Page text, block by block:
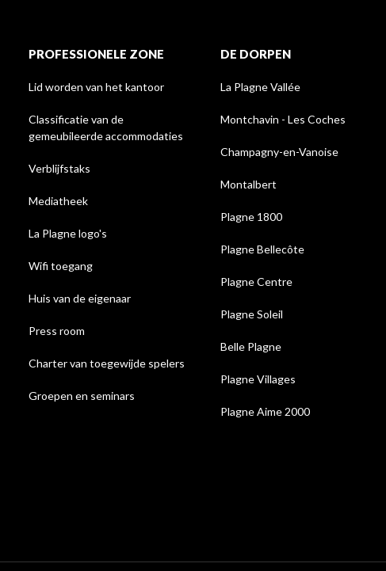
PROFESSIONELE ZONE
Lid worden van het kantoor
Classificatie van de
gemeubileerde accommodaties
Verblijfstaks
Mediatheek
La Plagne logo's
Wifi toegang
Huis van de eigenaar
Press room
Charter van toegewijde spelers
Groepen en seminars
DE DORPEN
La Plagne Vallée
Montchavin - Les Coches
Champagny-en-Vanoise
Montalbert
Plagne 1800
Plagne Bellecôte
Plagne Centre
Plagne Soleil
Belle Plagne
Plagne Villages
Plagne Aime 2000